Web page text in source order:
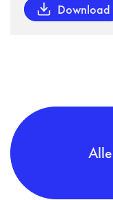
Download